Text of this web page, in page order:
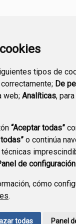
tipos de
De
web; Analíticas,
“Aceptar todas”
o continúa
de
cómo
.
todas Panel
DIRECTORIO
EMPRESARIAL
DE DATOS